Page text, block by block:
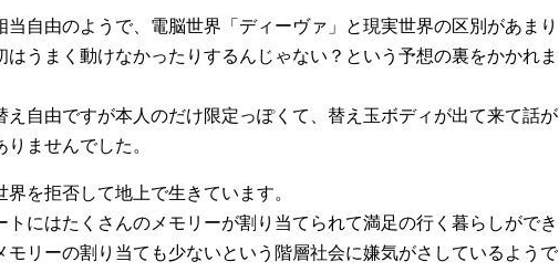
当自由のようで、電脳世界「ディーヴァ」と現実世界の区別があまり
はうまく動けなかったりするんじゃない？という予想の裏をかかれま
え自由ですが本人のだけ限定っぽくて、替え玉ボディが出て来て話が
ませんでした。
を拒否して地上で生きています。
トにはたくさんのメモリーが割り当てられて満足の行く暮らしができ
モリーの割り当ても少ないという階層社会に嫌気がさしているようで